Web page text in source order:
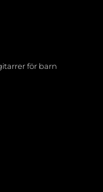
för barn